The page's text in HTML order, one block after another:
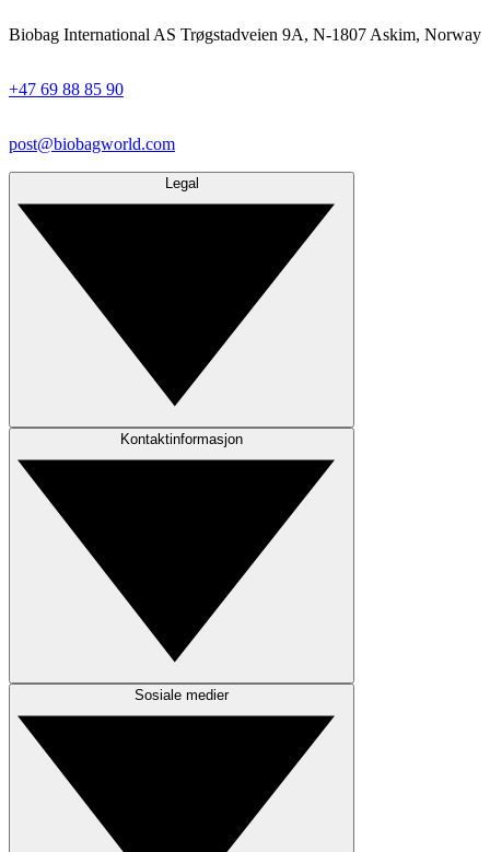
Biobag International AS Trøgstadveien 9A, N-1807 Askim, Norway
+47 69 88 85 90
post@biobagworld.com
Legal
Kontaktinformasjon
Sosiale medier